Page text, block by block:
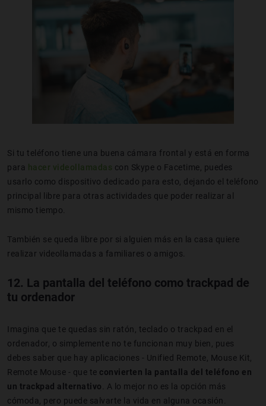
Si tu teléfono tiene una buena cámara frontal y está en forma
para
hacer videollamadas con Skype o Facetime, puedes
usarlo como dispositivo dedicado para esto, dejando el teléfono
principal libre para otras actividades que poder realizar al
mismo tiempo.
También se queda libre por si alguien más en la casa quiere
realizar videollamadas a familiares o amigos.
12. La pantalla del teléfono como trackpad de
tu ordenador
Imagina que te quedas sin ratón, teclado o trackpad en el
ordenador, o simplemente no te funcionan muy bien, pues
debes saber que hay aplicaciones - Unified Remote, Mouse Kit,
Remote Mouse - que te convierten la pantalla del teléfono en
un trackpad alternativo . A lo mejor no es la opción más
cómoda, pero puede salvarte la vida en alguna ocasión.